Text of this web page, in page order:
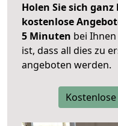
Holen Sie sich
kostenlose
5 Minuten bei
ist, dass all dies zu
angeboten werden.